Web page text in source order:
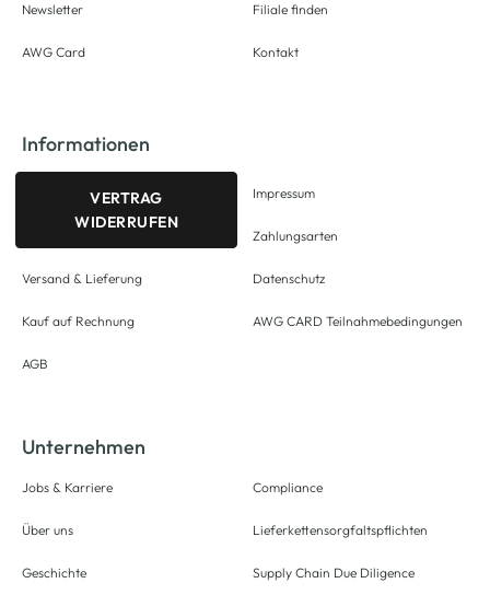
Newsletter
AWG Card
Filiale finden
Kontakt
Informationen
VERTRAG
WIDERRUFEN
Versand & Lieferung
Kauf auf Rechnung
AGB
Impressum
Zahlungsarten
Datenschutz
AWG CARD Teilnahmebedingungen
Unternehmen
Jobs & Karriere
Über uns
Geschichte
Compliance
Lieferkettensorgfaltspflichten
Supply Chain Due Diligence